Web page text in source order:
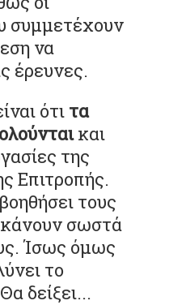
συμμετέχουν
να
έρευνες.
ότι τα
και
της
Επιτροπής.
τους
σωστά
Ίσως όμως
το
δείξει...